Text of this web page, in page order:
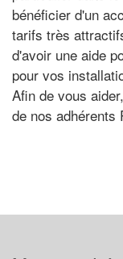
bénéficier d'un
tarifs très
d'avoir une aide
pour vos
Afin de vous
de nos adhérents